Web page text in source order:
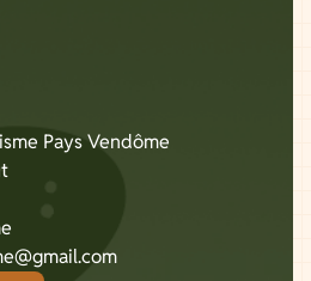
Pays Vendôme